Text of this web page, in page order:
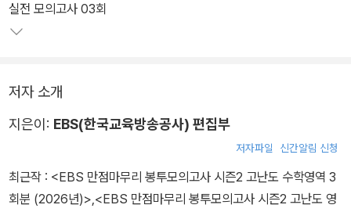
실전 모의고사 03회
저자 소개
지은이: EBS(한국교육방송공사) 편집부
저자파일 신간알림 신청
최근작 : <EBS 만점마무리 봉투모의고사 시즌2 고난도 수학영역 3
회분 (2026년)>,<EBS 만점마무리 봉투모의고사 시즌2 고난도 영